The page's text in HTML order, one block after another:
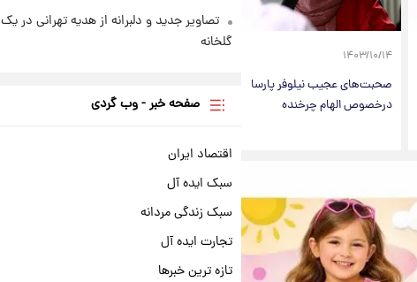
۱۴۰۳/۱۰/۱۴
صحبت‌های عجیب نیلوفر پارسا
درخصوص الهام چرخنده
تصاویر جدید و دلبرانه از هدیه تهرانی در یک
گلخانه
صفحه خبر - وب گردی
اقتصاد ایران
سبک ایده آل
سبک زندگی مردانه
تجارت ایده آل
تازه ترین خبرها